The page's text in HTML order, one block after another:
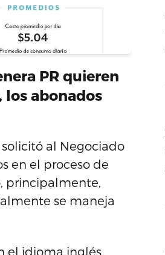
PR quieren
abonados
al Negociado
en el proceso de
principalmente,
se maneja
el idioma inglés